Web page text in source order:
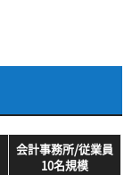
会計事務所/従業員
10名規模